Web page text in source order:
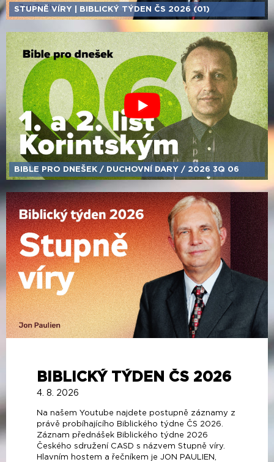
STUPNĚ VÍRY | BIBLICKÝ TÝDEN ČS 2026 (01)
BIBLE PRO DNEŠEK /​ DUCHOVNÍ DARY /​ 2026 3Q 06
BIBLICKÝ TÝDEN ČS 2026
4. 8. 2026
Na našem Youtube najdete postupně záznamy z
právě probíhajícího Biblického týdne ČS 2026.
Záznam přednášek Biblického týdne 2026
Českého sdružení CASD s názvem Stupně víry.
Hlavním hostem a řečníkem je JON PAULIEN,